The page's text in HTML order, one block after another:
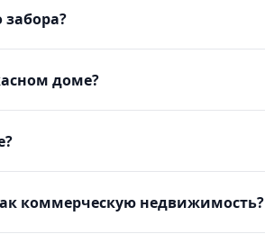
доме?
коммерческую недвижимость?